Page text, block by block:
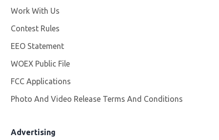
Work With Us
Contest Rules
EEO Statement
WOEX Public File
FCC Applications
Photo And Video Release Terms And Conditions
Advertising